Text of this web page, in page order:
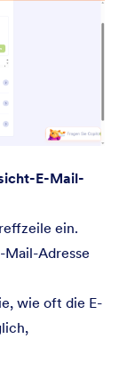
E-Mail-
ein.
Adresse
wie oft die E-